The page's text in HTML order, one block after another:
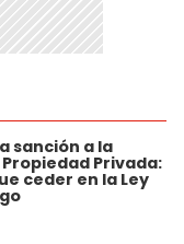
sanción a la
Privada:
ceder en la Ley